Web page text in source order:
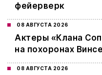
фейерверк
08 АВГУСТА 2026
Актеры «Клана
на похоронах
08 АВГУСТА 2026